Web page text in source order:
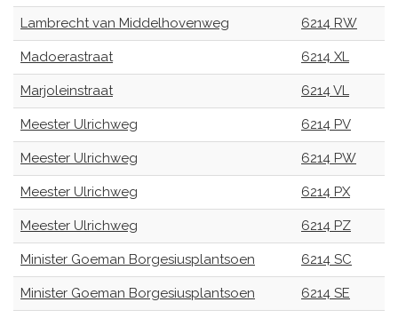
Lambrecht van Middelhovenweg 6214 RW
Madoerastraat 6214 XL
Marjoleinstraat 6214 VL
Meester Ulrichweg 6214 PV
Meester Ulrichweg 6214 PW
Meester Ulrichweg 6214 PX
Meester Ulrichweg 6214 PZ
Minister Goeman Borgesiusplantsoen 6214 SC
Minister Goeman Borgesiusplantsoen 6214 SE